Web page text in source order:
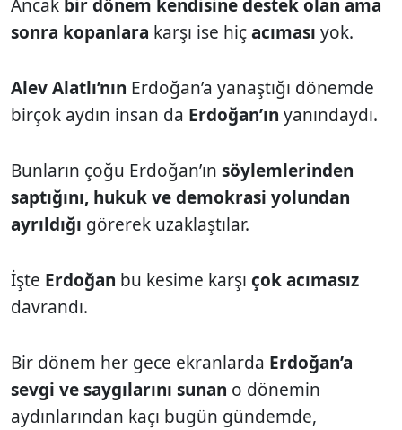
Ancak bir dönem kendisine destek olan ama
sonra kopanlara karşı ise hiçacıması yok.
Alev Alatlı’nın Erdoğan’a yanaştığı dönemde
birçok aydın insan da Erdoğan’ın yanındaydı.
Bunların çoğu Erdoğan’ın söylemlerinden
saptığını, hukuk ve demokrasi yolundan
ayrıldığı görerek uzaklaştılar.
İşte Erdoğan bu kesime karşı çok acımasız
davrandı.
Bir dönem her gece ekranlarda Erdoğan’a
sevgi ve saygılarını sunan o dönemin
aydınlarından kaçı bugün gündemde,